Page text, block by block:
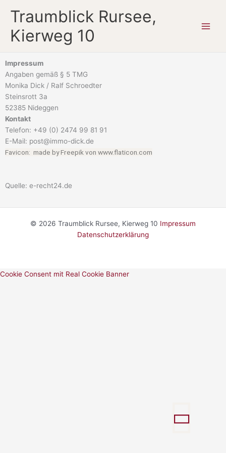
Traumblick Rursee,
Kierweg 10
Impressum
Angaben gemäß § 5 TMG
Monika Dick / Ralf Schroedter
Steinsrott 3a
52385 Nideggen
Kontakt
Telefon: +49 (0) 2474 99 81 91
E-Mail: post@immo-dick.de
Favicon: made by Freepik von www.flaticon.com
Quelle: e-recht24.de
© 2026 Traumblick Rursee, Kierweg 10 Impressum
Datenschutzerklärung
Cookie Consent mit Real Cookie Banner